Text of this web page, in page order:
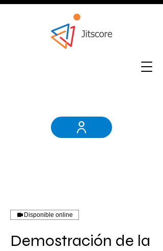
Disponible online
Demostración de la